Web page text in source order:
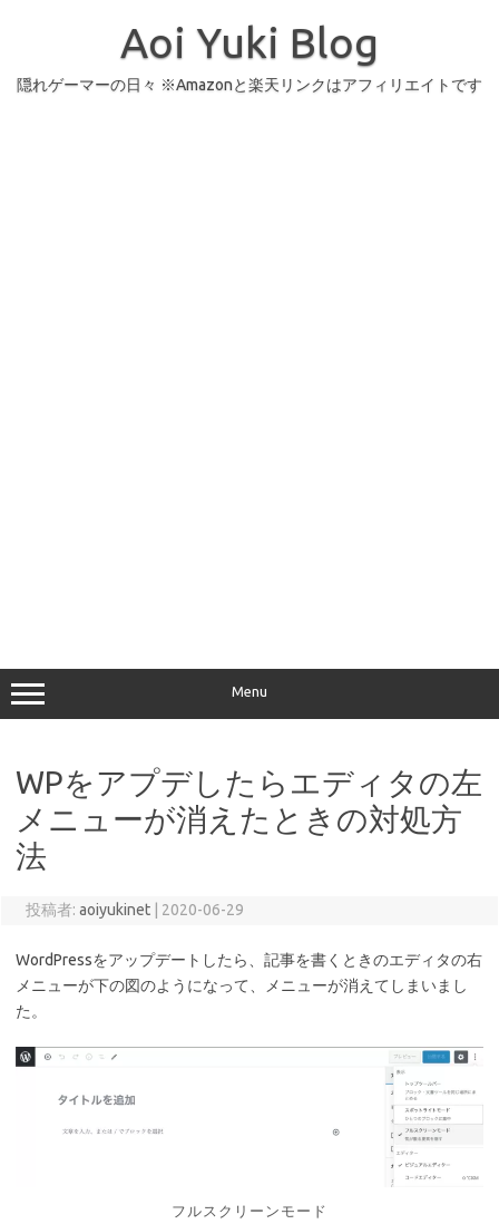
Aoi Yuki Blog
隠れゲーマーの日々 ※Amazonと楽天リンクはアフィリエイトです
Menu
WPをアプデしたらエディタの左
メニューが消えたときの対処方
法
投稿者: aoiyukinet 2020-06-29
WordPressをアップデートしたら、記事を書くときのエディタの右
メニューが下の図のようになって、メニューが消えてしまいまし
た。
フルスクリーンモード